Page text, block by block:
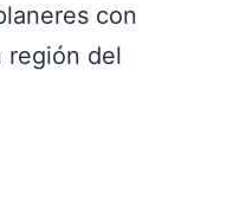
con
región del